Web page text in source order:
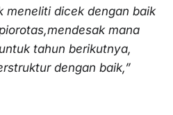
meneliti dicek dengan baik
mana
tahun berikutnya,
dengan baik,”